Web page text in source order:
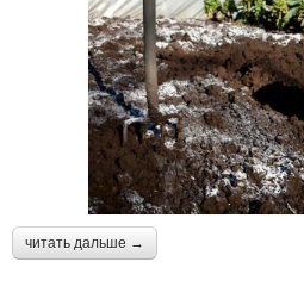
читать дальше →